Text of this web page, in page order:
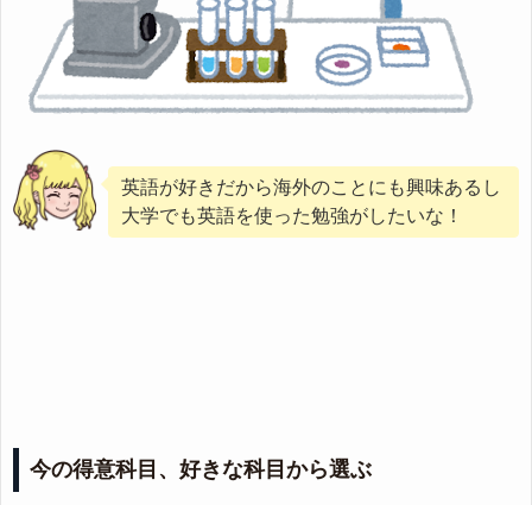
英語が好きだから海外のことにも興味あるし
大学でも英語を使った勉強がしたいな！
今の得意科目、好きな科目から選ぶ